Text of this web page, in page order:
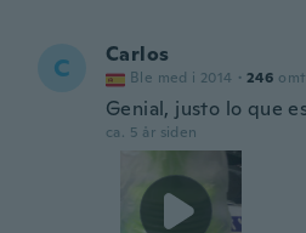
C Carlos
Ble med i 2014 · 246
Genial, justo lo que
ca. 5 år siden